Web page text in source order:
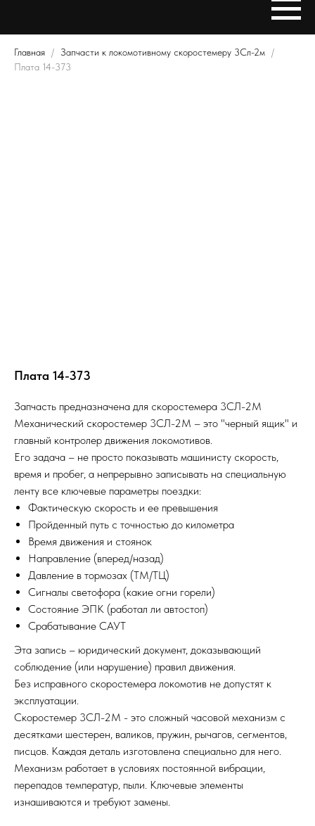
Главная
Запчасти к локомотивному скоростемеру 3Сл-2м
Плата 14-373
Плата 14-373
Запчасть предназначена для скоростемера 3СЛ-2М
Механический скоростемер 3СЛ-2М – это "черный ящик" и
главный контролер движения локомотивов.
Его задача – не просто показывать машинисту скорость,
время и пробег, а непрерывно записывать на специальную
ленту все ключевые параметры поездки:
Фактическую скорость и ее превышения
Пройденный путь с точностью до километра
Время движения и стоянок
Направление (вперед/назад)
Давление в тормозах (ТМ/ТЦ)
Сигналы светофора (какие огни горели)
Состояние ЭПК (работал ли автостоп)
Срабатывание САУТ
Эта запись – юридический документ, доказывающий
соблюдение (или нарушение) правил движения.
Без исправного скоростемера локомотив не допустят к
эксплуатации.
Скоростемер 3СЛ-2М - это сложный часовой механизм с
десятками шестерен, валиков, пружин, рычагов, сегментов,
писцов. Каждая деталь изготовлена специально для него.
Механизм работает в условиях постоянной вибрации,
перепадов температур, пыли. Ключевые элементы
изнашиваются и требуют замены.